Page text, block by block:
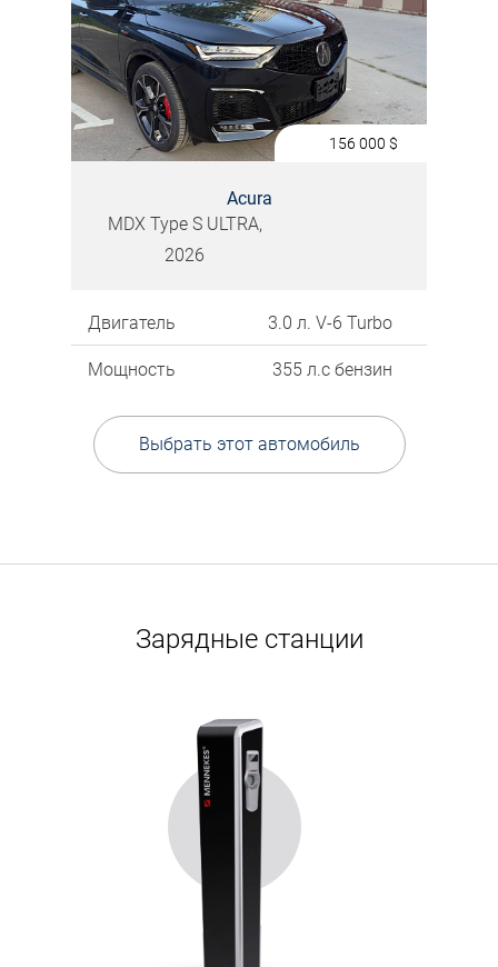
Acura
MDX Type S ULTRA,
2026
156 000 $
Двигатель 3.0 л. V-6 Turbo
Мощность 355 л.с бензин
Выбрать этот автомобиль
Зарядные станции